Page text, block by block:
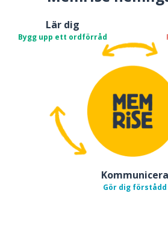
Lär dig
Bygg upp ett ordförråd
Kommunicera
Gör dig förstådd